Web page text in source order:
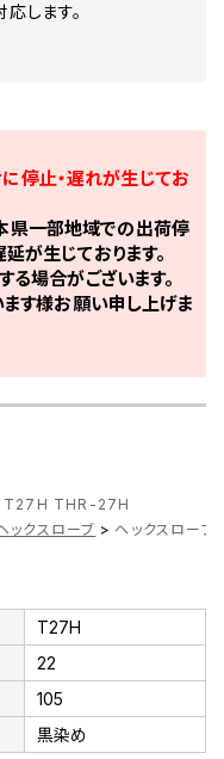
します。
停止・遅れが生じてお
県一部地域での出荷停
が生じております。
場合がございます。
す様お願い申し上げま
T27H THR-27H
ックスローブ > ヘックスロー
T27H
22
105
黒染め